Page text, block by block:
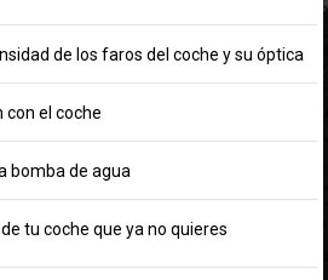
de los faros del coche y su óptica
el coche
bomba de agua
tu coche que ya no quieres